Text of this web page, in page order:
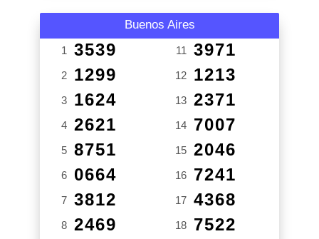
Buenos Aires
1 3539
2 1299
3 1624
4 2621
5 8751
6 0664
7 3812
8 2469
11 3971
12 1213
13 2371
14 7007
15 2046
16 7241
17 4368
18 7522